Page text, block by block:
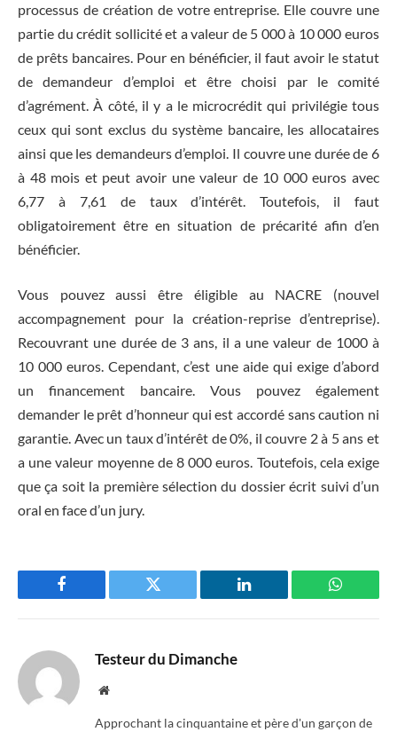
processus de création de votre entreprise. Elle couvre une
partie du crédit sollicité et a valeur de 5 000 à 10 000 euros
de prêts bancaires. Pour en bénéficier, il faut avoir le statut
de demandeur d’emploi et être choisi par le comité
d’agrément. À côté, il y a le microcrédit qui privilégie tous
ceux qui sont exclus du système bancaire, les allocataires
ainsi que les demandeurs d’emploi. Il couvre une durée de 6
à 48 mois et peut avoir une valeur de 10 000 euros avec
6,77 à 7,61 de taux d’intérêt. Toutefois, il faut
obligatoirement être en situation de précarité afin d’en
bénéficier.
Vous pouvez aussi être éligible au NACRE (nouvel
accompagnement pour la création-reprise d’entreprise).
Recouvrant une durée de 3 ans, il a une valeur de 1000 à
10 000 euros. Cependant, c’est une aide qui exige d’abord
un financement bancaire. Vous pouvez également
demander le prêt d’honneur qui est accordé sans caution ni
garantie. Avec un taux d’intérêt de 0%, il couvre 2 à 5 ans et
a une valeur moyenne de 8 000 euros. Toutefois, cela exige
que ça soit la première sélection du dossier écrit suivi d’un
oral en face d’un jury.
Facebook Twitter LinkedIn
Testeur du Dimanche
Website
Approchant la cinquantaine et père d'un garçon de